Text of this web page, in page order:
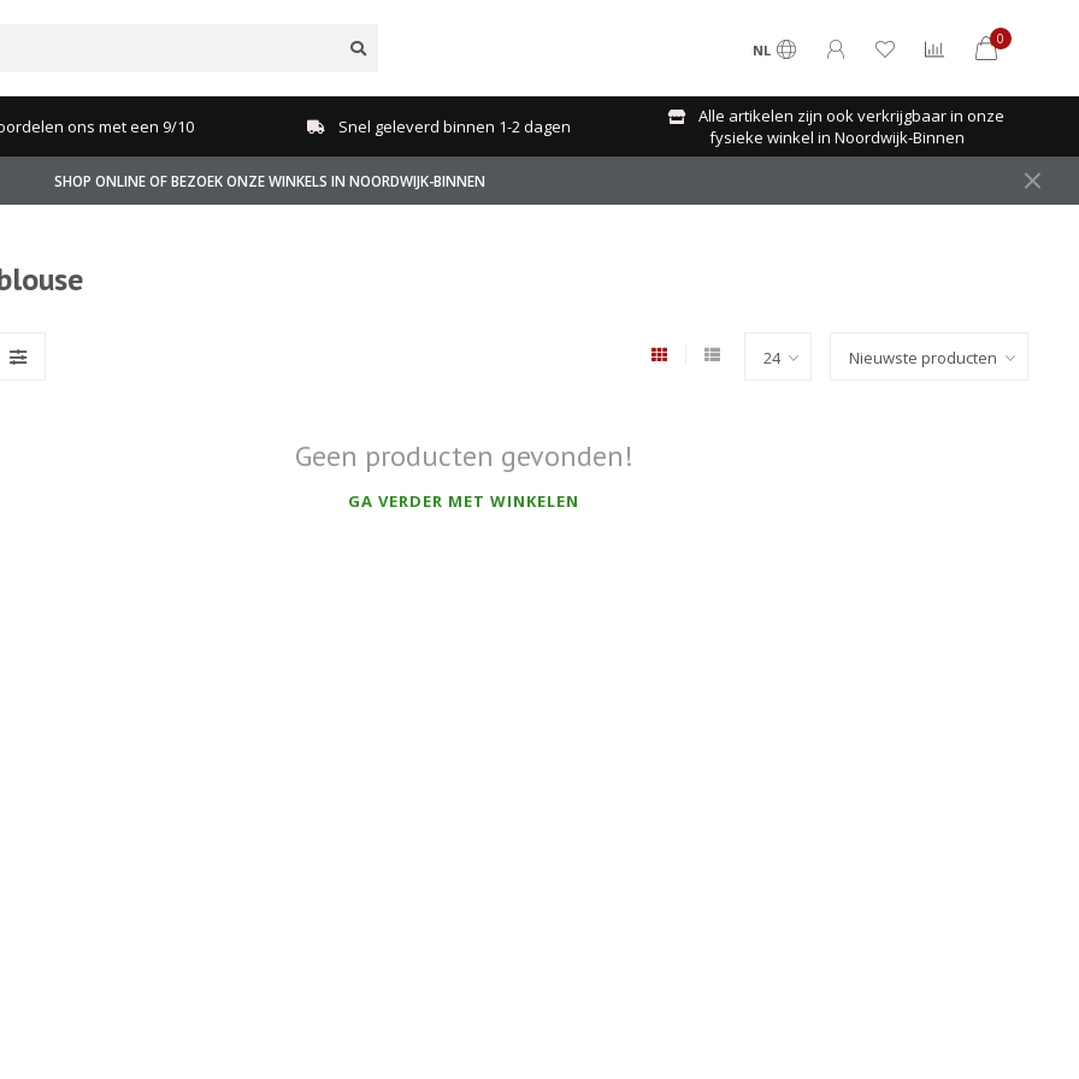
NL
0
ons met een 9/10 Snel geleverd binnen 1-2 dagen
Alle artikelen zijn ook verkrijgbaar in onze
fysieke winkel in Noordwijk-Binnen
SHOP ONLINE OF BEZOEK ONZE WINKELS IN NOORDWIJK-BINNEN
Geen producten gevonden!
GA VERDER MET WINKELEN